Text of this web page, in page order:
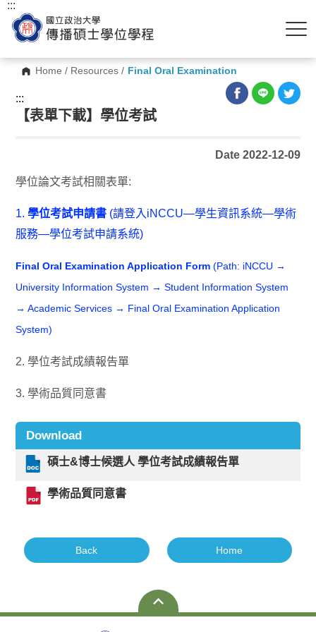
Home / Resources / Final Oral Examination
:::
:::
【表單下載】學位考試
Date 2022-12-09
學位論文考試相關表單:
1.學位考試申請書 (請登入iNCCU—學生資訊系統—學術
服務—學位考試申請系統)
Final Oral Examination Application Form(Path: iNCCU →
University Information System → Student Information System
→ Academic Services → Final Oral Examination Application
System)
2. 學位考試成績報告單
3. 學術品質同意書
Download
碩士&博士候選人 學位考試成績報告單
學術品質同意書
Back Home